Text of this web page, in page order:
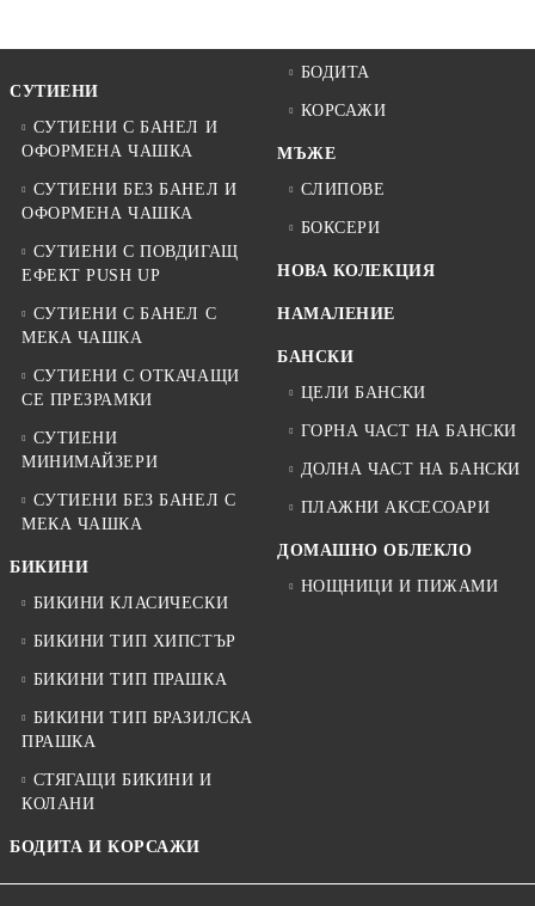
СУТИЕНИ
СУТИЕНИ С БАНЕЛ И
ОФОРМЕНА ЧАШКА
СУТИЕНИ БЕЗ БАНЕЛ И
ОФОРМЕНА ЧАШКА
СУТИЕНИ С ПОВДИГАЩ
ЕФЕКТ PUSH UP
СУТИЕНИ С БАНЕЛ С
МЕКА ЧАШКА
СУТИЕНИ С ОТКАЧАЩИ
СЕ ПРЕЗРАМКИ
СУТИЕНИ
МИНИМАЙЗЕРИ
СУТИЕНИ БЕЗ БАНЕЛ С
МЕКА ЧАШКА
БИКИНИ
БИКИНИ КЛАСИЧЕСКИ
БИКИНИ ТИП ХИПСТЪР
БИКИНИ ТИП ПРАШКА
БИКИНИ ТИП БРАЗИЛСКА
ПРАШКА
СТЯГАЩИ БИКИНИ И
КОЛАНИ
БОДИТА И КОРСАЖИ
БОДИТА
КОРСАЖИ
МЪЖЕ
СЛИПОВЕ
БОКСЕРИ
НОВА КОЛЕКЦИЯ
НАМАЛЕНИЕ
БАНСКИ
ЦЕЛИ БАНСКИ
ГОРНА ЧАСТ НА БАНСКИ
ДОЛНА ЧАСТ НА БАНСКИ
ПЛАЖНИ АКСЕСОАРИ
ДОМАШНО ОБЛЕКЛО
НОЩНИЦИ И ПИЖАМИ